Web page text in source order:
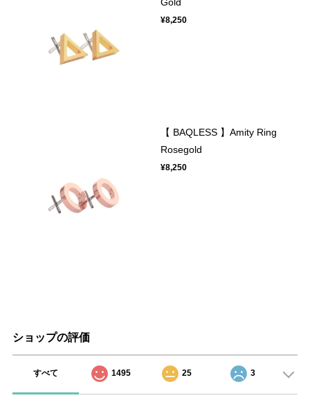
¥8,250
【 BAQLESS 】Amity Ring
Rosegold
¥8,250
ショップの評価
すべて 1495 25 3